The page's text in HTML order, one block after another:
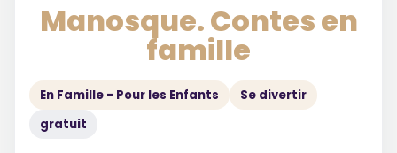
Manosque. Contes en
famille
En Famille - Pour les Enfants
Se divertir
gratuit